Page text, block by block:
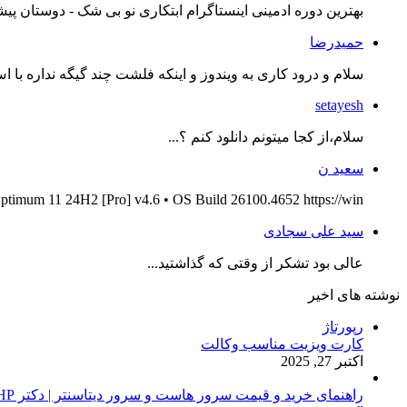
بهترین دوره ادمینی اینستاگرام ابتکاری نو بی شک - دوستان
حمیدرضا
سلام و درود کاری به ویندوز و اینکه فلشت چند گیگه نداره با
setayesh
سلام،از کجا میتونم دانلود کنم ؟...
سعید ن
11 24H2 [Pro] v4.6 • OS Build 26100.4652 https://win...
سید علی سجادی
عالی بود تشکر از وقتی که گذاشتید...
نوشته های اخیر
رپورتاژ
کارت ویزیت مناسب وکالت
اکتبر 27, 2025
راهنمای خرید و قیمت سرور هاست و سرور دیتاسنتر | دکتر HP